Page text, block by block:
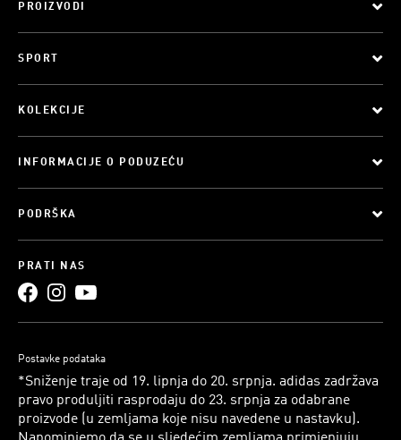
PROIZVODI
SPORT
KOLEKCIJE
INFORMACIJE O PODUZEĆU
PODRŠKA
PRATI NAS
Postavke podataka
*Sniženje traje od 19. lipnja do 20. srpnja. adidas zadržava
pravo produljiti rasprodaju do 23. srpnja za odabrane
proizvode (u zemljama koje nisu navedene u nastavku).